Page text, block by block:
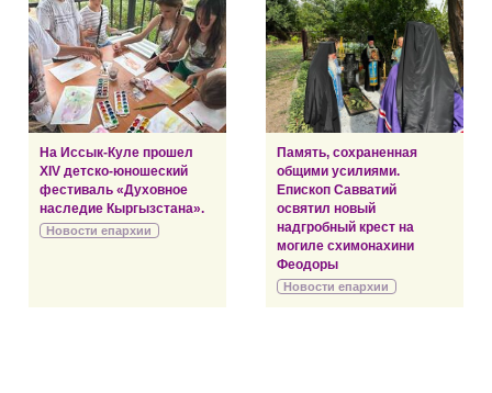
На Иссык-Куле прошел
XIV детско-юношеский
фестиваль «Духовное
наследие Кыргызстана».
Новости епархии
Память, сохраненная
общими усилиями.
Епископ Савватий
освятил новый
надгробный крест на
могиле схимонахини
Феодоры
Новости епархии